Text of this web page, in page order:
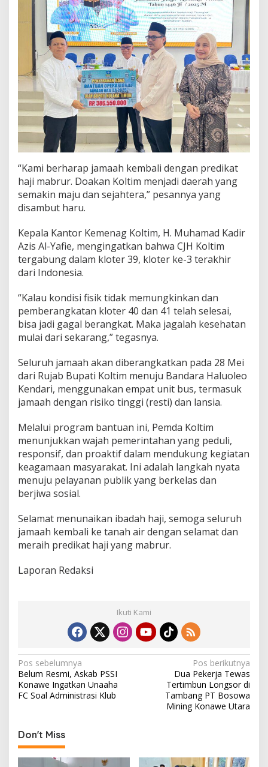
“Kami berharap jamaah kembali dengan predikat
haji mabrur. Doakan Koltim menjadi daerah yang
semakin maju dan sejahtera,” pesannya yang
disambut haru.
Kepala Kantor Kemenag Koltim, H. Muhamad Kadir
Azis Al-Yafie, mengingatkan bahwa CJH Koltim
tergabung dalam kloter 39, kloter ke-3 terakhir
dari Indonesia.
“Kalau kondisi fisik tidak memungkinkan dan
pemberangkatan kloter 40 dan 41 telah selesai,
bisa jadi gagal berangkat. Maka jagalah kesehatan
mulai dari sekarang,” tegasnya.
Seluruh jamaah akan diberangkatkan pada 28 Mei
dari Rujab Bupati Koltim menuju Bandara Haluoleo
Kendari, menggunakan empat unit bus, termasuk
jamaah dengan risiko tinggi (resti) dan lansia.
Melalui program bantuan ini, Pemda Koltim
menunjukkan wajah pemerintahan yang peduli,
responsif, dan proaktif dalam mendukung kegiatan
keagamaan masyarakat. Ini adalah langkah nyata
menuju pelayanan publik yang berkelas dan
berjiwa sosial.
Selamat menunaikan ibadah haji, semoga seluruh
jamaah kembali ke tanah air dengan selamat dan
meraih predikat haji yang mabrur.
Laporan Redaksi
Ikuti Kami
N
a
v
g
a
Pos sebelumnya
Belum Resmi, Askab PSSI
Konawe Ingatkan Unaaha
FC Soal Administrasi Klub
Pos berikutnya
Dua Pekerja Tewas
Tertimbun Longsor di
Tambang PT Bosowa
Mining Konawe Utara
Don't Miss